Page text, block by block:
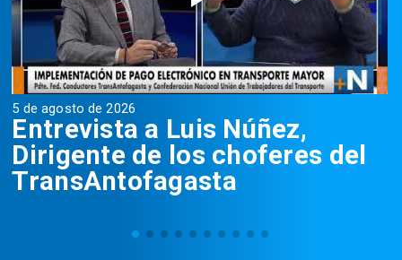
5 de agosto de 2026
Entrevista a Luis Núñez,
Dirigente de los choferes del
TransAntofagasta